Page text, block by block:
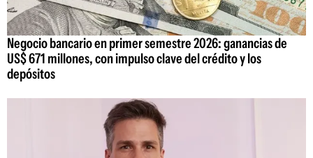
Negocio bancario en primer semestre 2026: ganancias de
US$ 671 millones, con impulso clave del crédito y los
depósitos